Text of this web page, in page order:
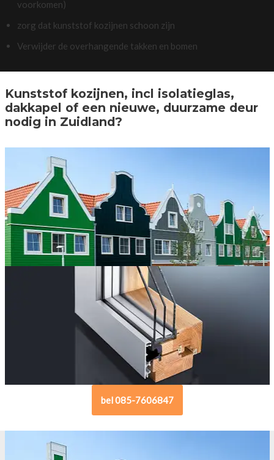
voorkomen)
zorg dat kunststof kozijnen schoon zijn
Verwijder de overhangende takken en bomen
Kunststof kozijnen, incl isolatieglas,
dakkapel of een nieuwe, duurzame deur
nodig in Zuidland?
bel 085-7606847